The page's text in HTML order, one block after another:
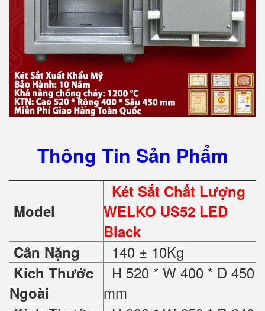
Thông Tin Sản Phẩm
Model
Két Sắt Chất Lượng
WELKO US52 LED
Black
Cân Nặng
140 ± 10Kg
Kích Thước
Ngoài
H 520 * W 400 * D 450
mm